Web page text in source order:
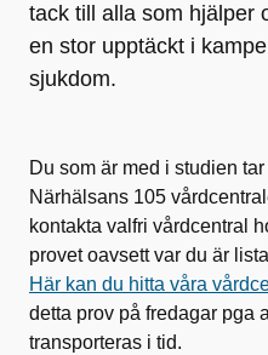
tack till alla som hjälper
en stor upptäckt i
sjukdom.
Du som är med i studien
Närhälsans 105
kontakta valfri vårdcentral
provet oavsett var du är
Här kan du hitta våra
detta prov på fredagar pga
transporteras i tid.